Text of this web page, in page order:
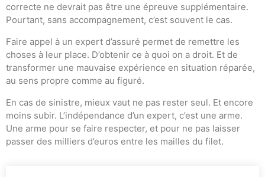
correcte ne devrait pas être une épreuve supplémentaire.
Pourtant, sans accompagnement, c’est souvent le cas.
Faire appel à un expert d’assuré permet de remettre les
choses à leur place. D’obtenir ce à quoi on a droit. Et de
transformer une mauvaise expérience en situation réparée,
au sens propre comme au figuré.
En cas de sinistre, mieux vaut ne pas rester seul. Et encore
moins subir. L’indépendance d’un expert, c’est une arme.
Une arme pour se faire respecter, et pour ne pas laisser
passer des milliers d’euros entre les mailles du filet.